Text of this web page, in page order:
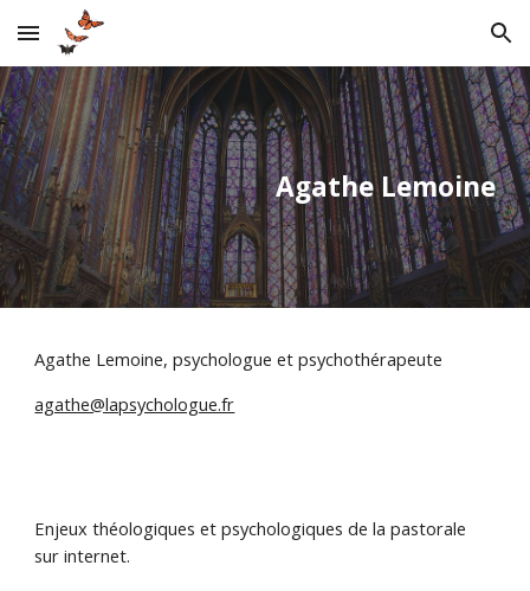
Skip to main content Skip to navigation
Agathe Lemoine
Agathe Lemoine, psychologue et psychothérapeute
agathe@lapsychologue.fr
Enjeux théologiques et psychologiques de la pastorale
sur internet.